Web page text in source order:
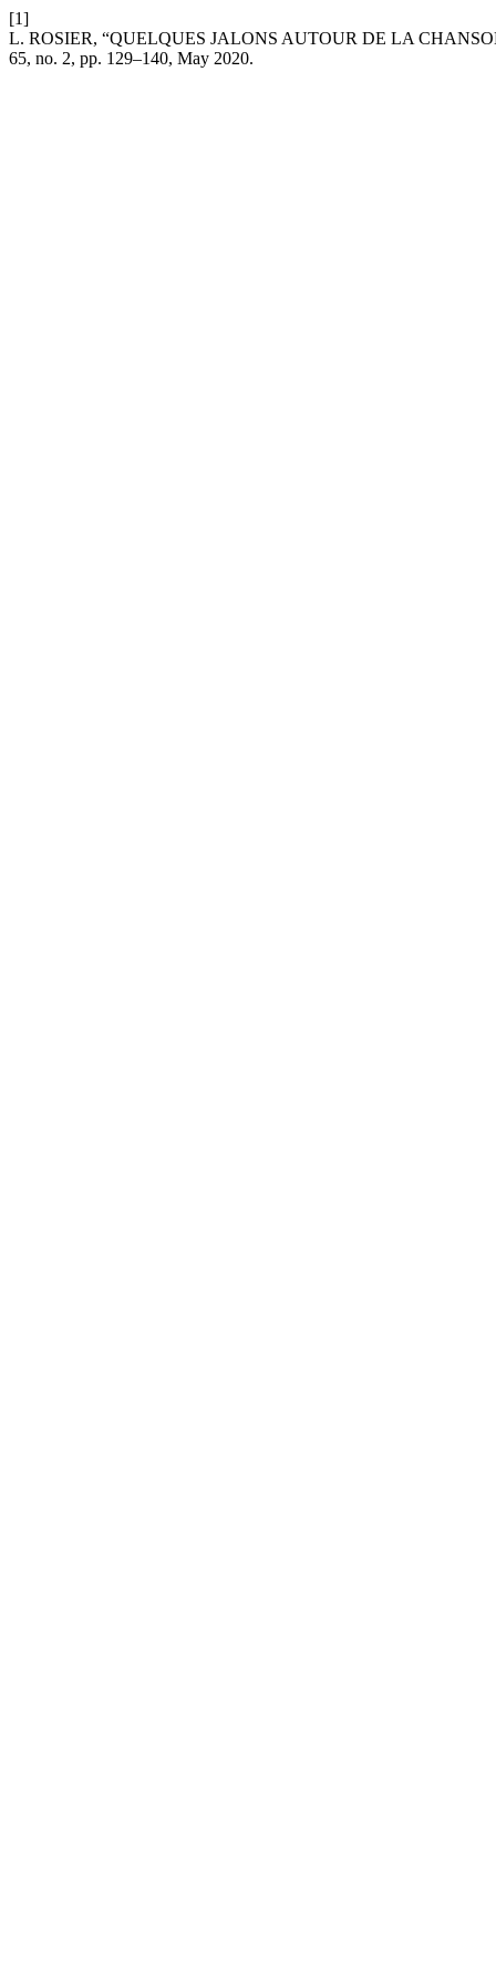
[1]
L. ROSIER, “QUELQUES JALONS AUTOUR DE LA
65, no. 2, pp. 129–140, May 2020.